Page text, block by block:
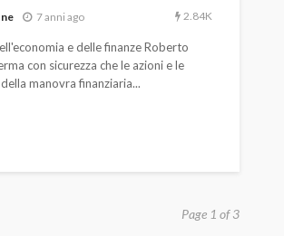
7 anni ago 2.84K
e delle finanze Roberto
con sicurezza che le azioni e le
manovra finanziaria...
Page 1 of 3